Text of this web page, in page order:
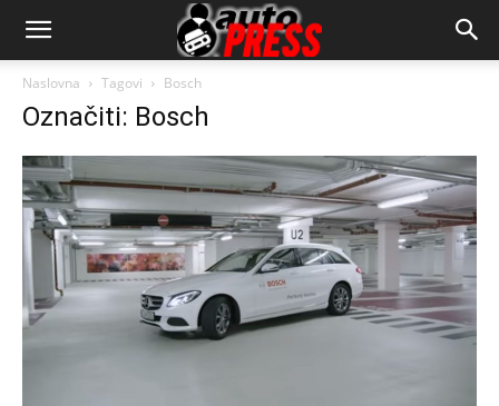
AutopressHR
Naslovna Tagovi Bosch
Označiti: Bosch